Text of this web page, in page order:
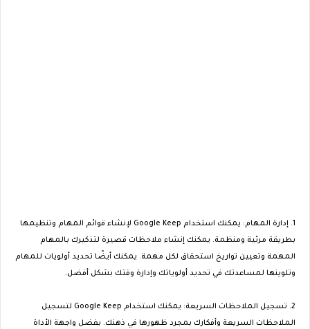
1. إدارة المهام: يمكنك استخدام Google Keep لإنشاء قوائم المهام وتنظيمها
بطريقة مرئية ومنظمة. يمكنك إنشاء ملاحظات قصيرة لتذكيرك بالمهام
المهمة وتعيين تواريخ استحقاق لكل مهمة. يمكنك أيضًا تحديد أولويات للمهام
وتلوينها لمساعدتك في تحديد أولوياتك وإدارة وقتك بشكل أفضل.
2. تسجيل الملاحظات السريعة: يمكنك استخدام Google Keep لتسجيل
الملاحظات السريعة وأفكارك بمجرد ظهورها في ذهنك. بفضل واجهة الأداة